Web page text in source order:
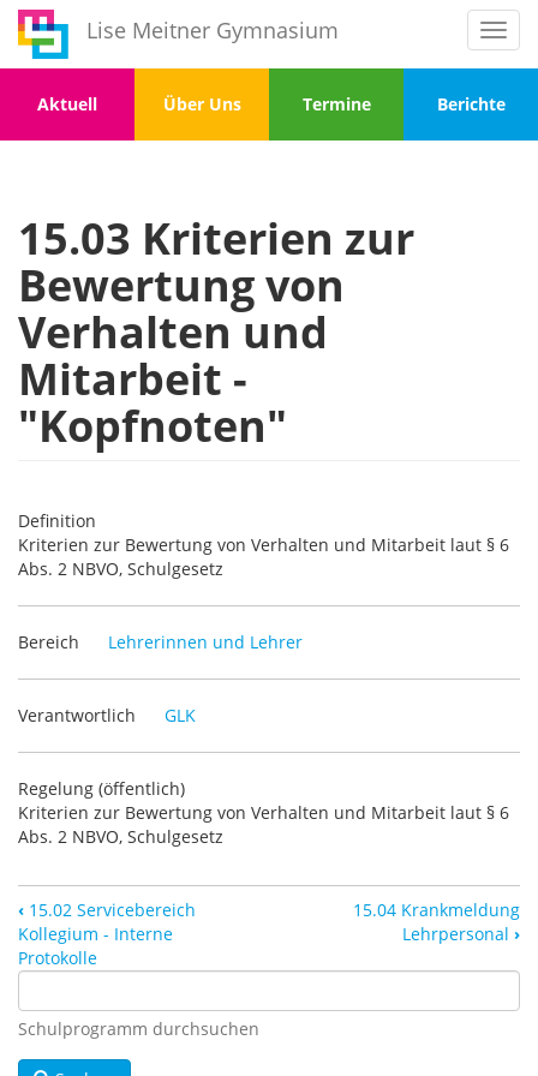
Direkt
zum
Inhalt
Lise Meitner Gymnasium
Menu
1
Aktuell
Menu
2
Über Uns
Menu
3
Termine
Menu
4
Berichte
15.03 Kriterien zur
Bewertung von
Verhalten und
Mitarbeit -
"Kopfnoten"
Definition
Kriterien zur Bewertung von Verhalten und Mitarbeit laut § 6
Abs. 2 NBVO, Schulgesetz
Bereich Lehrerinnen und Lehrer
Verantwortlich GLK
Regelung (öffentlich)
Kriterien zur Bewertung von Verhalten und Mitarbeit laut § 6
Abs. 2 NBVO, Schulgesetz
‹ 15.02 Servicebereich
Kollegium - Interne
Protokolle
15.04 Krankmeldung
Lehrpersonal ›
Schulprogramm durchsuchen